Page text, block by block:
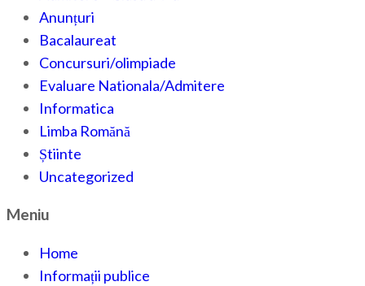
Anunțuri
Bacalaureat
Concursuri/olimpiade
Evaluare Nationala/Admitere
Informatica
Limba Romănă
Știinte
Uncategorized
Meniu
Home
Informații publice